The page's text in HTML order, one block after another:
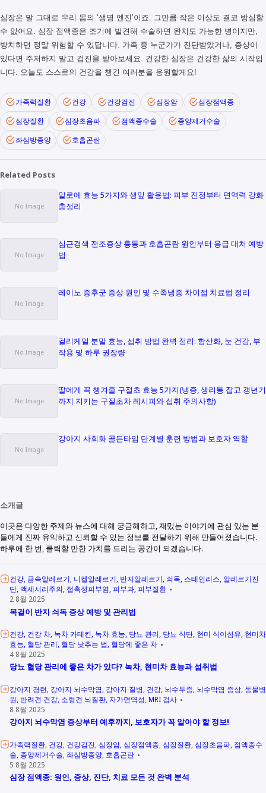
심장은 말 그대로 우리 몸의 ‘생명 엔진’이죠. 그만큼 작은 이상도 결코 방심할
수 없어요. 심장 점액종은 조기에 발견해 수술하면 완치도 가능한 병이지만,
방치하면 정말 위험할 수 있답니다. 가족 중 누군가가 진단받았거나, 증상이
있다면 주저하지 말고 검진을 받아보세요. 건강한 심장은 건강한 삶의 시작입
니다. 오늘도 스스로의 건강을 챙긴 여러분을 응원할게요!
가족력질환 건강 건강검진 심장암
심장점액종
심장질환
심장초음파 점액종수술
종양제거수술
좌심방종양
호흡곤란
Related Posts
알로에 효능 5가지와 생잎 활용법: 피부 진정부터 면역력 강화
총정리
심근경색 전조증상 흉통과 호흡곤란 원인부터 응급 대처 예방
법
레이노 증후군 증상 원인 및 수족냉증 차이점 치료법 정리
컬리케일 분말 효능, 섭취 방법 완벽 정리: 항산화, 눈 건강, 부
작용 및 하루 권장량
딸에게 꼭 챙겨줄 구절초 효능 5가지(냉증, 생리통 잡고 갱년기
까지 지키는 구절초차 레시피와 섭취 주의사항)
강아지 사회화 골든타임 단계별 훈련 방법과 보호자 역할
소개글
이곳은 다양한 주제와 뉴스에 대해 궁금해하고, 재밌는 이야기에 관심 있는 분
들에게 진짜 유익하고 신뢰할 수 있는 정보를 전달하기 위해 만들어졌습니다.
하루에 한 번, 클릭할 만한 가치를 드리는 공간이 되겠습니다.
건강 금속알레르기 니켈알레르기 반지알레르기 쇠독 스테인리스 알레르기진
단 액세서리주의 접촉성피부염 피부과 피부질환
2 8월 2025
목걸이 반지 쇠독 증상 예방 및 관리법
건강 건강 차 녹차 카테킨 녹차 효능 당뇨 관리 당뇨 식단 현미 식이섬유 현미차
효능 혈당 관리 혈당 낮추는 법 혈당에 좋은 차
4 8월 2025
당뇨 혈당 관리에 좋은 차가 있다? 녹차, 현미차 효능과 섭취법
강아지 경련 강아지 뇌수막염 강아지 질병 건강 뇌수두증 뇌수막염 증상 동물병
원 반려견 건강 소형견 뇌질환 자가면역성 MRI 검사
8 8월 2025
강아지 뇌수막염 증상부터 예후까지, 보호자가 꼭 알아야 할 정보!
가족력질환 건강 건강검진 심장암 심장점액종 심장질환 심장초음파 점액종수
술 종양제거수술 좌심방종양 호흡곤란
5 8월 2025
심장 점액종: 원인, 증상, 진단, 치료 모든 것 완벽 분석